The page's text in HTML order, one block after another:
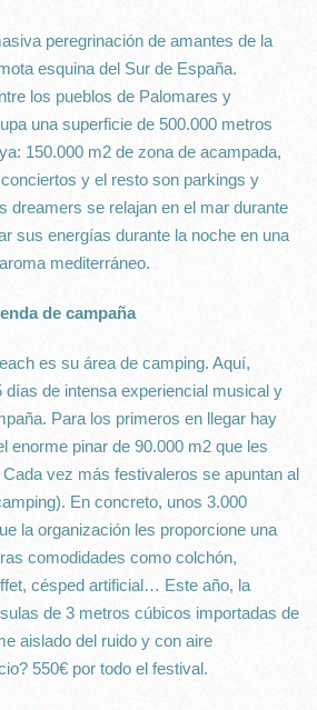
peregrinación de amantes de la
esquina del Sur de España.
los pueblos de Palomares y
una superficie de 500.000 metros
150.000 m2 de zona de acampada,
y el resto son parkings y
se relajan en el mar durante
sus energías durante la noche en una
mediterráneo.
de campaña
es su área de camping. Aquí,
días de intensa experiencial musical y
Para los primeros en llegar hay
enorme pinar de 90.000 m2 que les
vez más festivaleros se apuntan al
En concreto, unos 3.000
la organización les proporcione una
comodidades como colchón,
césped artificial… Este año, la
de 3 metros cúbicos importadas de
aislado del ruido y con aire
550€ por todo el festival.